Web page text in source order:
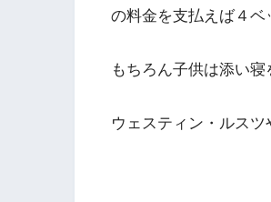
の料金を支払えば４ベ
もちろん子供は添い寝
ウェスティン・ルスツ